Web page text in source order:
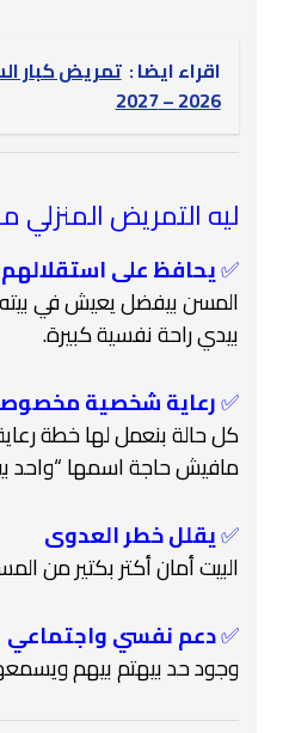
اقراء ايضا : تمريض كبار
2026 – 2027
ليه التمريض المنزلي
✅يحافظ على استقلالهم
المسن بيفضل يعيش في بيته
بيدي راحة نفسية كبيرة.
✅رعاية شخصية
كل حالة بنعمل لها خطة
مافيش حاجة اسمها “واحد
✅يقلل خطر العدوى
البيت أمان أكتر بكتير من
✅دعم نفسي واجتماعي
وجود حد بيهتم بيهم